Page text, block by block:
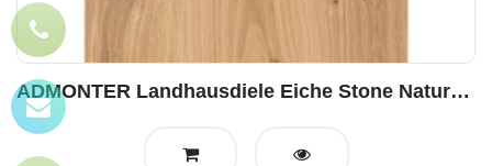
ADMONTER Landhausdiele Eiche Stone Naturelle, gebürstet geölt